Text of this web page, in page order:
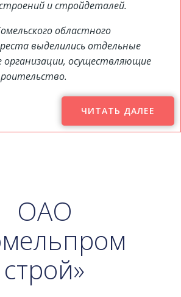
и стройдеталей.
областного
выделились отдельные
осуществляющие
ЧИТАТЬ ДАЛЕЕ
ОАО
строй»